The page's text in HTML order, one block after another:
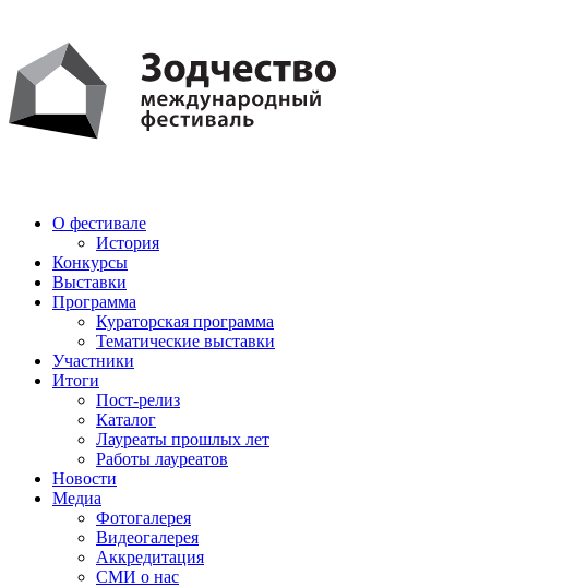
PDF
AI
О фестивале
История
Конкурсы
Выставки
Программа
Кураторская программа
Тематические выставки
Участники
Итоги
Пост-релиз
Каталог
Лауреаты прошлых лет
Работы лауреатов
Новости
Медиа
Фотогалерея
Видеогалерея
Аккредитация
СМИ о нас